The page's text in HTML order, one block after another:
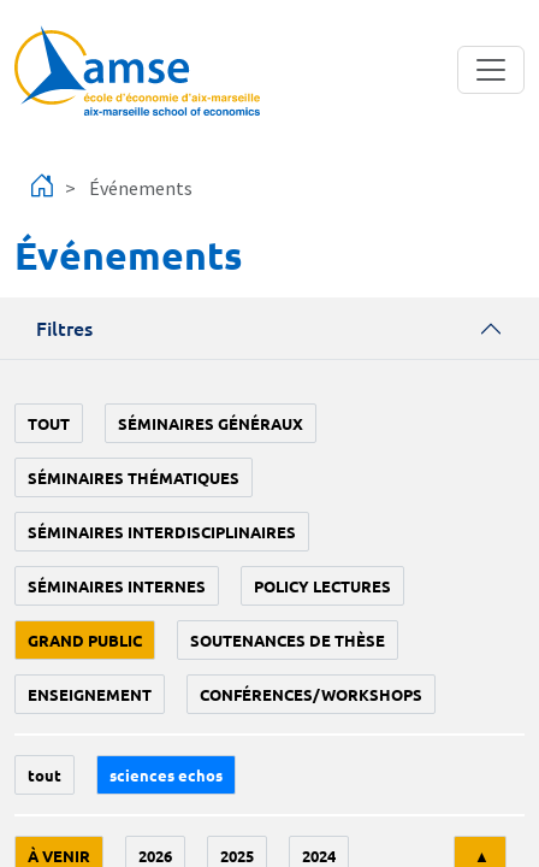
Événements
Événements
Filtres
TOUT SÉMINAIRES GÉNÉRAUX
SÉMINAIRES THÉMATIQUES
SÉMINAIRES INTERDISCIPLINAIRES
SÉMINAIRES INTERNES POLICY LECTURES
GRAND PUBLIC SOUTENANCES DE THÈSE
ENSEIGNEMENT CONFÉRENCES/WORKSHOPS
tout sciences echos
À VENIR 2026 2025 2024 ▲